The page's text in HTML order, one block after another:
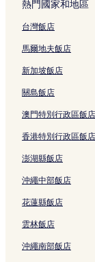
熱門國家和地區
台灣飯店
馬爾地夫飯店
新加坡飯店
關島飯店
澳門特別行政區飯店
香港特別行政區飯店
澎湖縣飯店
沖繩中部飯店
花蓮縣飯店
雲林飯店
沖繩南部飯店